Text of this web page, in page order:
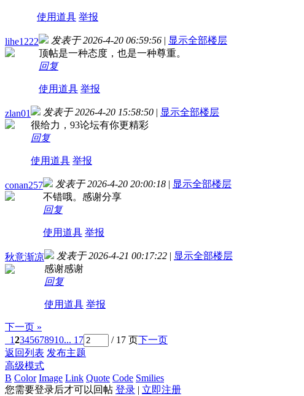
使用道具 举报
lihe1222 发表于 2026-4-20 06:59:56 | 显示全部楼层
顶帖是一种态度，也是一种尊重。
回复
使用道具 举报
zlan01 发表于 2026-4-20 15:58:50 | 显示全部楼层
很给力，93论坛有你更精彩
回复
使用道具 举报
conan257 发表于 2026-4-20 20:00:18 | 显示全部楼层
不错哦。感谢分享
回复
使用道具 举报
秋意渐凉 发表于 2026-4-21 00:17:22 | 显示全部楼层
感谢感谢
回复
使用道具 举报
下一页 »
12345678910... 17 / 17 页下一页
返回列表 发布主题
高级模式
B Color Image Link Quote Code Smilies
您需要登录后才可以回帖 登录 | 立即注册